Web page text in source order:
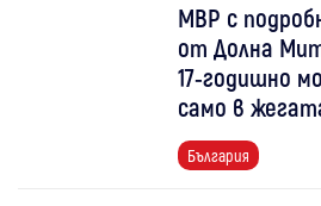
МВР с
от Долна
17-годишно
само в
България